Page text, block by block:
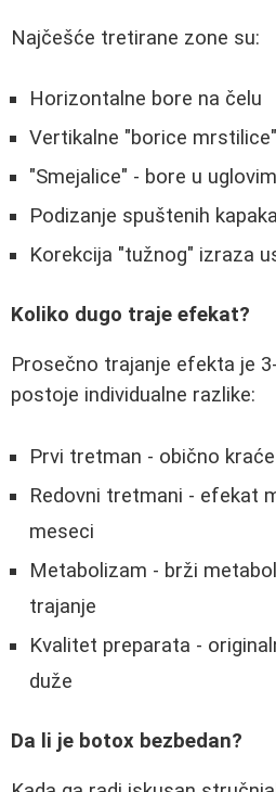
Najčešće tretirane zone su:
Horizontalne bore na čelu
Vertikalne "borice
"Smejalice" - bore u
Podizanje spuštenih
Korekcija "tužnog" izraza
Koliko dugo traje efekat?
Prosečno trajanje efekta je
postoje individualne razlike:
Prvi tretman - obično
Redovni tretmani - efekat
meseci
Metabolizam - brži
trajanje
Kvalitet preparata -
duže
Da li je botox bezbedan?